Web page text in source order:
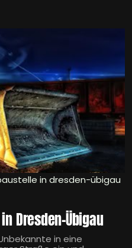
in dresden-übigau
Dresden-Übigau
in eine